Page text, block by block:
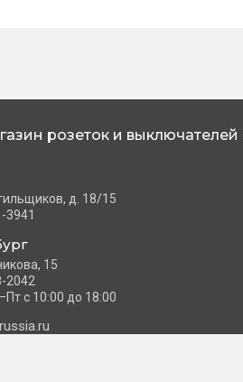
розеток и выключателей
д. 18/15
3941
15
2042
с 10:00 до 18:00